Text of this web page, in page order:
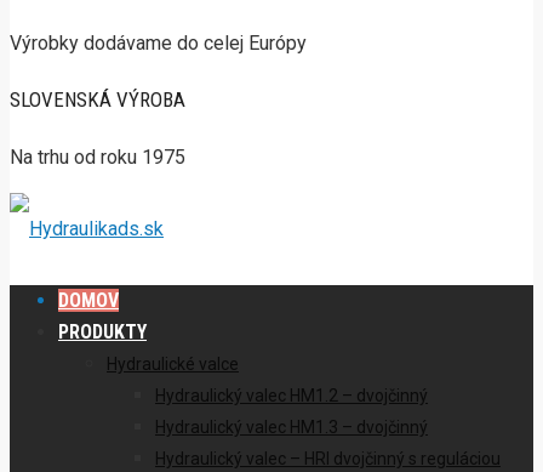
Výrobky dodávame do celej Európy
SLOVENSKÁ VÝROBA
Na trhu od roku 1975
DOMOV
PRODUKTY
Hydraulické valce
Hydraulický valec HM1.2 – dvojčinný
Hydraulický valec HM1.3 – dvojčinný
Hydraulický valec – HRI dvojčinný s reguláciou